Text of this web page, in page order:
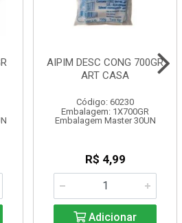
AIPIM DESC CONG 700GR
ART CASA
Código: 60230
Embalagem: 1X700GR
Embalagem Master 30UN
R$ 4,99
Adicionar